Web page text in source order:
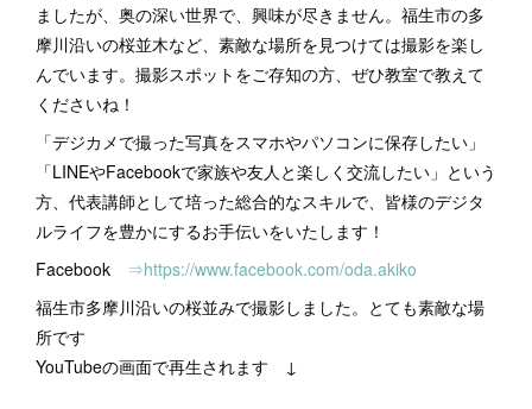
ましたが、奥の深い世界で、興味が尽きません。福生市の多
摩川沿いの桜並木など、素敵な場所を見つけては撮影を楽し
んでいます。撮影スポットをご存知の方、ぜひ教室で教えて
くださいね！
「デジカメで撮った写真をスマホやパソコンに保存したい」
「LINEやFacebookで家族や友人と楽しく交流したい」という
方、代表講師として培った総合的なスキルで、皆様のデジタ
ルライフを豊かにするお手伝いをいたします！
Facebook ⇒https://www.facebook.com/oda.akiko
福生市多摩川沿いの桜並みで撮影しました。とても素敵な場
所です
YouTubeの画面で再生されます ↓